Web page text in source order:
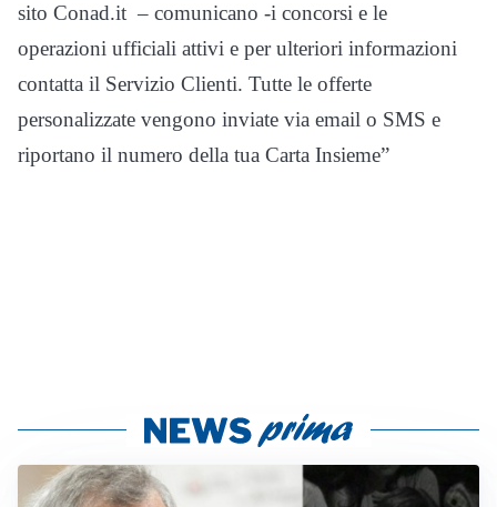
sito Conad.it – comunicano -i concorsi e le
operazioni ufficiali attivi e per ulteriori informazioni
contatta il Servizio Clienti. Tutte le offerte
personalizzate vengono inviate via email o SMS e
riportano il numero della tua Carta Insieme”